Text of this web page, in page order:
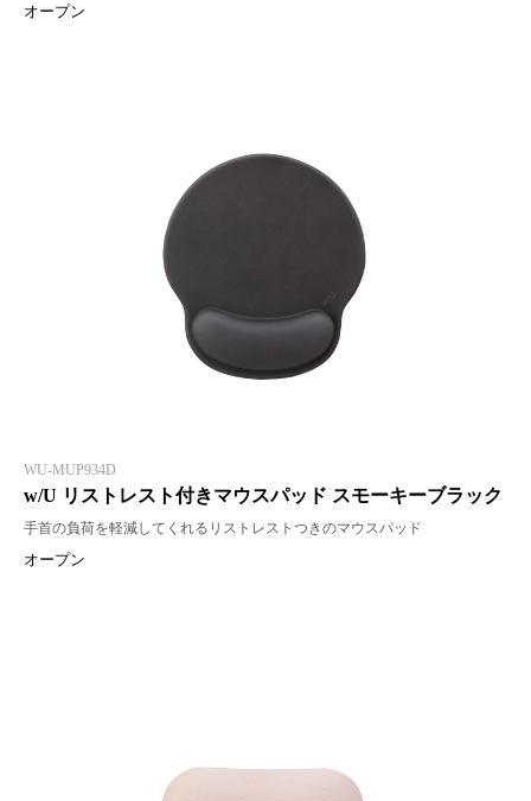
オープン
WU-MUP934D
w/U リストレスト付きマウスパッド スモーキーブラック
手首の負荷を軽減してくれるリストレストつきのマウスパッド
オープン